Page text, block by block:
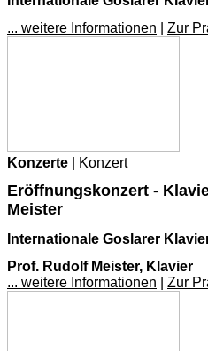
... weitere Informationen
Zur
Konzerte | Konzert
Eröffnungskonzert -
Meister
Internationale Goslarer
Prof. Rudolf Meister, Klavier
... weitere Informationen
Zur